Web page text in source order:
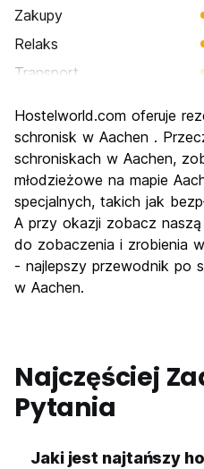
Zakupy
Relaks
Transport
Kultura
Imprezy
Najlepsza wartość
Hostelworld.com oferuje
schronisk w Aachen .
schroniskach w Aachen,
młodzieżowe na mapie
specjalnych, takich jak
A przy okazji zobacz
do zobaczenia i zrobienia
- najlepszy przewodnik po
w Aachen.
Najczęściej
Pytania
Jaki jest najtańszy